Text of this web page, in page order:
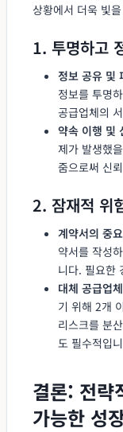
상황에서 더욱 빛
1. 투명하고
정보 공유 및
정보를 투명
공급업체의
약속 이행 및
제가 발생했
줌으로써 신
2. 잠재적 위
계약서의 중
약서를 작성
니다. 필요한
대체 공급업
기 위해 2개
리스크를 분
도 필수적입
결론: 전략
가능한 성